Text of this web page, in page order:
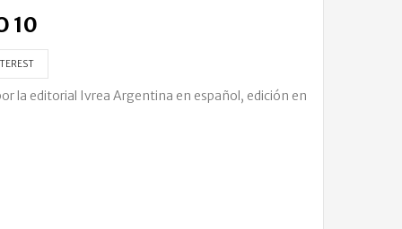
10
la editorial Ivrea Argentina en español, edición en